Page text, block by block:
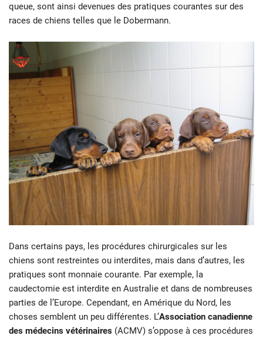
queue, sont ainsi devenues des pratiques courantes sur des
races de chiens telles que le Dobermann.
Dans certains pays, les procédures chirurgicales sur les
chiens sont restreintes ou interdites, mais dans d’autres, les
pratiques sont monnaie courante. Par exemple, la
caudectomie est interdite en Australie et dans de nombreuses
parties de l’Europe. Cependant, en Amérique du Nord, les
choses semblent un peu différentes. L’Association canadienne
des médecins vétérinaires (ACMV) s’oppose à ces procédures